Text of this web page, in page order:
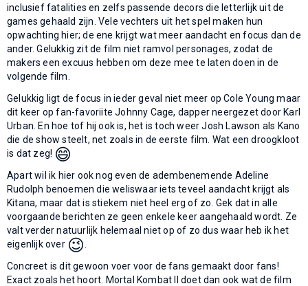
inclusief fatalities en zelfs passende decors die letterlijk uit de
games gehaald zijn. Vele vechters uit het spel maken hun
opwachting hier; de ene krijgt wat meer aandacht en focus dan de
ander. Gelukkig zit de film niet ramvol personages, zodat de
makers een excuus hebben om deze mee te laten doen in de
volgende film.
Gelukkig ligt de focus in ieder geval niet meer op Cole Young maar
dit keer op fan-favoriite Johnny Cage, dapper neergezet door Karl
Urban. En hoe tof hij ook is, het is toch weer Josh Lawson als Kano
die de show steelt, net zoals in de eerste film. Wat een droogkloot
is dat zeg! 😄
Apart wil ik hier ook nog even de adembenemende Adeline
Rudolph benoemen die weliswaar iets teveel aandacht krijgt als
Kitana, maar dat is stiekem niet heel erg of zo. Gek dat in alle
voorgaande berichten ze geen enkele keer aangehaald wordt. Ze
valt verder natuurlijk helemaal niet op of zo dus waar heb ik het
eigenlijk over 😉
Concreet is dit gewoon voer voor de fans gemaakt door fans!
Exact zoals het hoort. Mortal Kombat II doet dan ook wat de film